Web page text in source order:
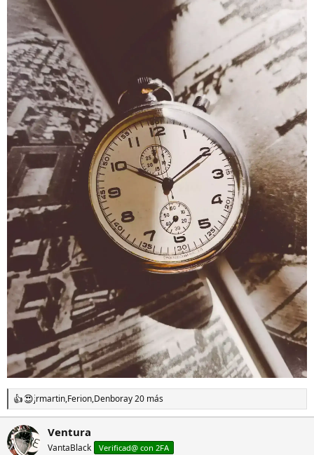
R
e
a
c
c
jrmartin,Ferion,Denboray 20 más
Ventura
VantaBlack Verificad@ con 2FA